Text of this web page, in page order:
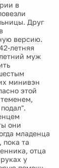
в
Друг
версию.
летняя
муж
минивэн
этой
они
младенца
пока та
отца
у